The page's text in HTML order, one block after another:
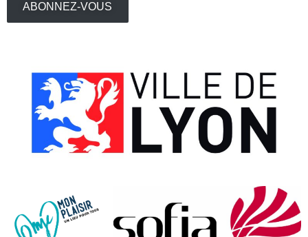
ABONNEZ-VOUS